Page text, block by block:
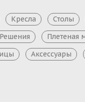
Кресла Столы
Решения
Плетеная
Аксессуары